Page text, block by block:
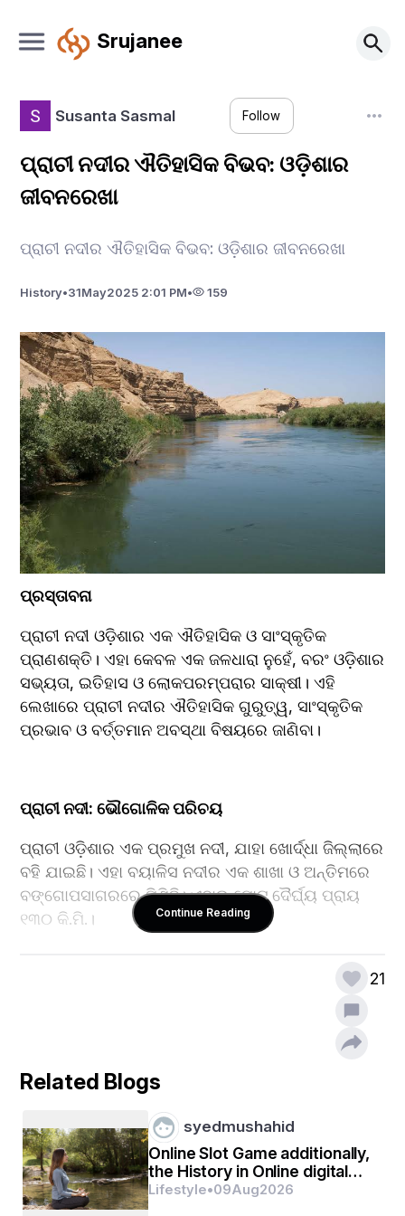
Srujanee
Susanta Sasmal Follow
ପ୍ରାଚୀ ନଦୀର ଐତିହାସିକ ବିଭବ: ଓଡ଼ିଶାର
ଜୀବନରେଖା
ପ୍ରାଚୀ ନଦୀର ଐତିହାସିକ ବିଭବ: ଓଡ଼ିଶାର ଜୀବନରେଖା
History•31May2025 2:01 PM• 159
ପ୍ରସ୍ତାବନା
ପ୍ରାଚୀ ନଦୀ ଓଡ଼ିଶାର ଏକ ଐତିହାସିକ ଓ ସାଂସ୍କୃତିକ
ପ୍ରାଣଶକ୍ତି। ଏହା କେବଳ ଏକ ଜଳଧାରା ନୁହେଁ, ବରଂ ଓଡ଼ିଶାର
ସଭ୍ୟତା, ଇତିହାସ ଓ ଲୋକପରମ୍ପରାର ସାକ୍ଷୀ। ଏହି
ଲେଖାରେ ପ୍ରାଚୀ ନଦୀର ଐତିହାସିକ ଗୁରୁତ୍ୱ, ସାଂସ୍କୃତିକ
ପ୍ରଭାବ ଓ ବର୍ତ୍ତମାନ ଅବସ୍ଥା ବିଷୟରେ ଜାଣିବା।
ପ୍ରାଚୀ ନଦୀ: ଭୌଗୋଳିକ ପରିଚୟ
ପ୍ରାଚୀ ଓଡ଼ିଶାର ଏକ ପ୍ରମୁଖ ନଦୀ, ଯାହା ଖୋର୍ଦ୍ଧା ଜିଲ୍ଲାରେ
ବହି ଯାଇଛି। ଏହା ବୟାଳିସ ନଦୀର ଏକ ଶାଖା ଓ ଅନ୍ତିମରେ
ବଙ୍ଗୋପସାଗରରେ ମିଶିଛି। ଏହାର ମୋଟ ଦୈର୍ଘ୍ୟ ପ୍ରାୟ
୧୩୦ କି.ମି.।
ମୁଖ୍ୟ ଯାତ୍ରା: ଖୋର୍ଦ୍ଧା, ପୁରୀ ଜିଲ୍ଲା ମଧ୍ୟରେ ପ୍ରବାହିତ
ଶେଷ ଗନ୍ତବ୍ୟ: ସାତପଡା ନିକଟରେ ବଙ୍ଗୋପସାଗରରେ
ମିଶିବା
Continue Reading
21
Related Blogs
syedmushahid
Online Slot Game additionally,
the History in Online digital
Celebration
Lifestyle•09Aug2026